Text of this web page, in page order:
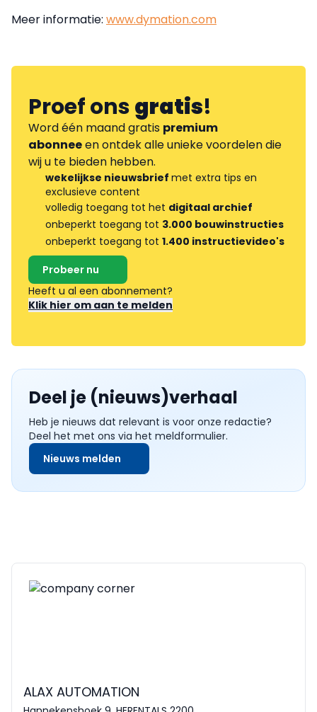
Meer informatie: www.dymation.com
Proef onsgratis!
Word één maand gratis premium
abonneeen ontdek alle unieke voordelen die
wij u te bieden hebben.
wekelijkse nieuwsbrief met extra tips en
exclusieve content
volledig toegang tot het digitaal archief
onbeperkt toegang tot 3.000 bouwinstructies
onbeperkt toegang tot 1.400 instructievideo's
Probeer nu
Heeft u al een abonnement?
Klik hier om aan te melden
Deel je (nieuws)verhaal
Heb je nieuws dat relevant is voor onze redactie?
Deel het met ons via het meldformulier.
Nieuws melden
ALAX AUTOMATION